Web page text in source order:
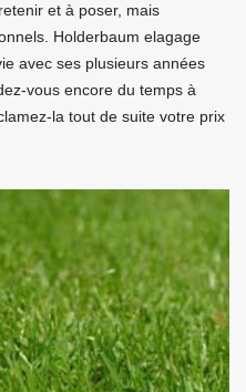
et à poser, mais
Holderbaum elagage
avec ses plusieurs années
vous encore du temps à
la tout de suite votre prix